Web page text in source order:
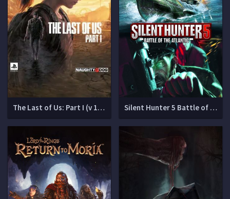
The Last of Us: Part I (v 1.1.5.0) Silent Hunter 5 Battle of the Atlantic [v 1.2.0]